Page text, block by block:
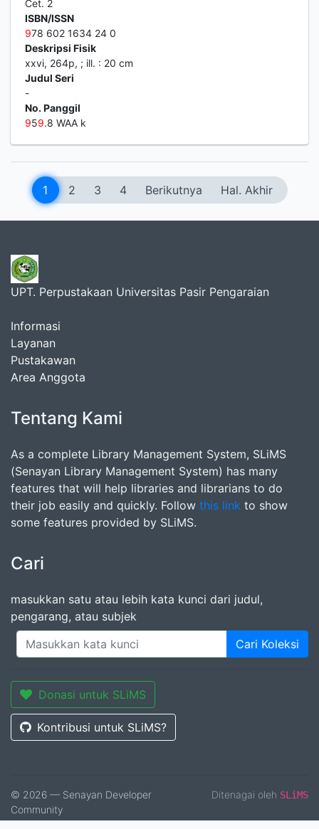
Cet. 2
ISBN/ISSN
978 602 1634 24 0
Deskripsi Fisik
xxvi, 264p, ; ill. : 20 cm
Judul Seri
-
No. Panggil
959.8 WAA k
1 2 3 4 Berikutnya Hal. Akhir
UPT. Perpustakaan Universitas Pasir Pengaraian
Informasi
Layanan
Pustakawan
Area Anggota
Tentang Kami
As a complete Library Management System, SLiMS
(Senayan Library Management System) has many
features that will help libraries and librarians to do
their job easily and quickly. Follow this link to show
some features provided by SLiMS.
Cari
masukkan satu atau lebih kata kunci dari judul,
pengarang, atau subjek
Cari Koleksi
Donasi untuk SLiMS
Kontribusi untuk SLiMS?
© 2026 — Senayan Developer
Community
Ditenagai oleh SLiMS